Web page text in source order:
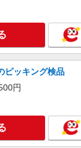
ピッキング検品
円